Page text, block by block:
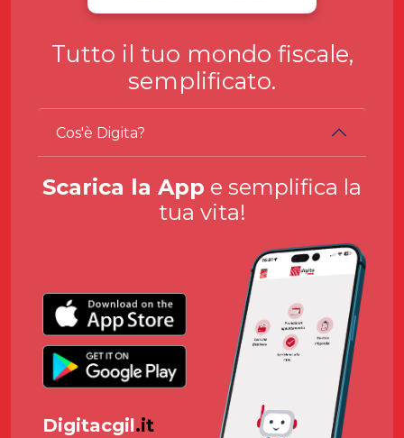
Tutto il tuo mondo fiscale,
semplificato.
Cos'è Digita?
Scarica la App e semplifica la
tua vita!
Digitacgil.it